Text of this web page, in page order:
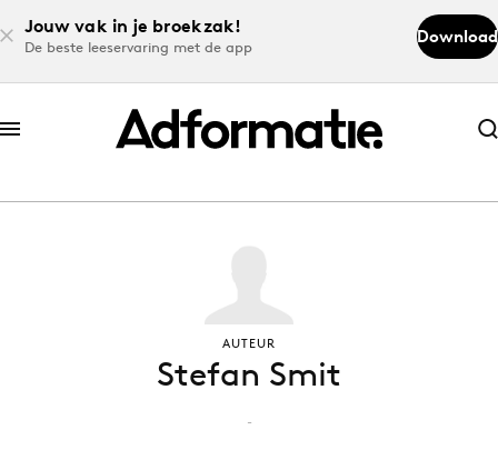
Jouw vak in je broekzak!
De beste leeservaring met de app
Download
Abonneer nu
Abonneer nu
Download de app
Volg het laatste nieuws via de Adformatie
AUTEUR
Stefan Smit
-